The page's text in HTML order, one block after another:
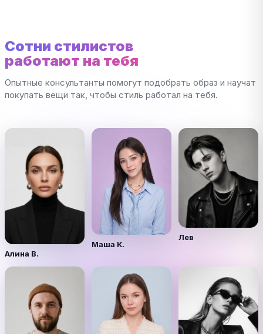
Сотни стилистов
работают на тебя
Опытные консультанты помогут подобрать образ и научат
покупать вещи так, чтобы стиль работал на тебя.
Алина В.
Маша К.
Лев